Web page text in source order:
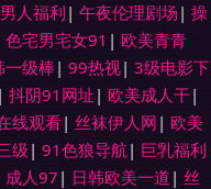
人福利 | 午夜伦理剧场 | 操
色宅男宅女91 | 欧美青青
一级棒| 99热视| 3级电影下
| 抖阴91网址 | 欧美成人干|
线观看| 丝袜伊人网 | 欧美
级 | 91色狼导航| 巨乳福利
成人97 | 日韩欧美一道 | 丝